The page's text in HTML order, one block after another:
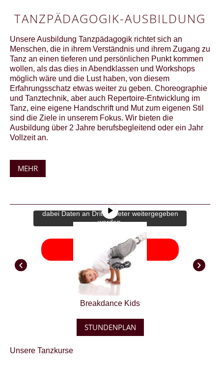
TANZPÄDAGOGIK-AUSBILDUNG
Unsere Ausbildung Tanzpädagogik richtet sich an
Menschen, die in ihrem Verständnis und ihrem Zugang zu
Tanz an einen tieferen und persönlichen Punkt kommen
wollen, als das dies in Abendklassen und Workshops
möglich wäre und die Lust haben, von diesem
Erfahrungsschatz etwas weiter zu geben. Choreographie
und Tanztechnik, aber auch Repertoire-Entwicklung im
Tanz, eine eigene Handschrift und Mut zum eigenen Stil
sind die Ziele in unserem Fokus. Wir bieten die
Ausbildung über 2 Jahre berufsbegleitend oder ein Jahr
Vollzeit an.
MEHR
Schaltfläche unten. Bitte beachten Sie, dass
dabei Daten an Drittanbieter weitergegeben
werden.
Mehr Informationen
Inhalt entsperren
Breakdance Kids
STUNDENPLAN
Unsere Tanzkurse